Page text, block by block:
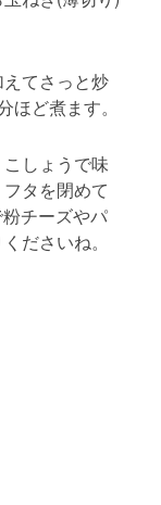
てさっと炒
ど煮ます。
しょうで味
タを閉めて
チーズやパ
ださいね。